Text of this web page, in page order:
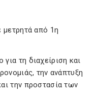
μετρητά από 1η
τη διαχείριση και
την ανάπτυξη
την προστασία των